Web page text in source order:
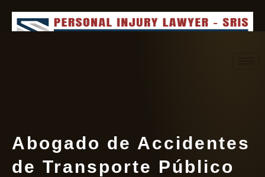
Abogado de Accidentes
de Transporte Público